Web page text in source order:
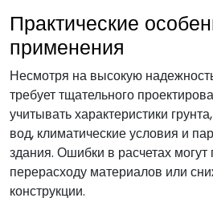
Практические
применения
Несмотря на высокую
требует тщательного
учитывать характеристики
вод, климатические условия и
здания. Ошибки в расчетах могут
перерасходу материалов или
конструкции.